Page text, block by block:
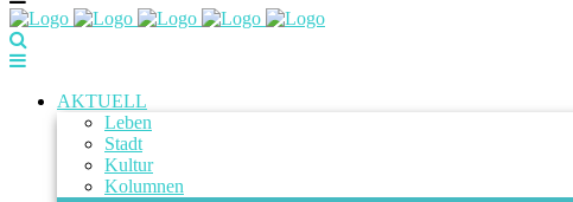
AKTUELL
Leben
Stadt
Kultur
Kolumnen